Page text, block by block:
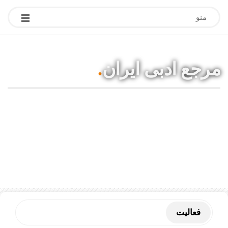
منو
مرجع ادبی ایران.
فعاليت